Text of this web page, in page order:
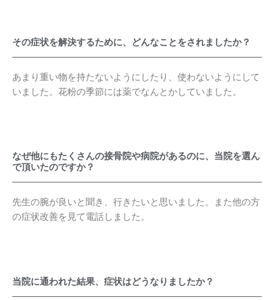
その症状を解決するために、どんなことをされましたか？
あまり重い物を持たないようにしたり、使わないようにして
いました。花粉の季節には薬でなんとかしていました。
なぜ他にもたくさんの接骨院や病院があるのに、当院を選ん
で頂いたのですか？
先生の腕が良いと聞き、行きたいと思いました。また他の方
の症状改善を見て電話しました。
当院に通われた結果、症状はどうなりましたか？